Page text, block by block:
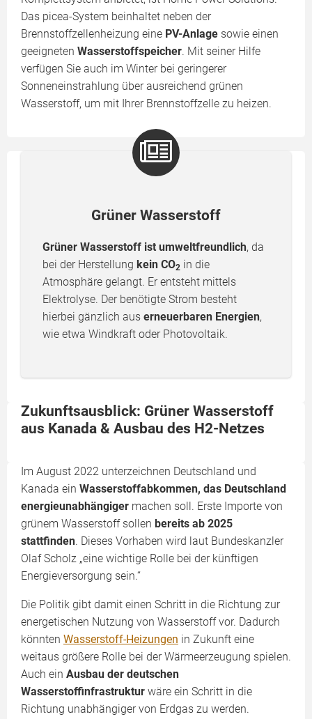
Das picea-System beinhaltet neben der
Brennstoffzellenheizung eine PV-Anlage sowie einen
geeigneten Wasserstoffspeicher. Mit seiner Hilfe
verfügen Sie auch im Winter bei geringerer
Sonneneinstrahlung über ausreichend grünen
Wasserstoff, um mit Ihrer Brennstoffzelle zu heizen.
Grüner Wasserstoff
Grüner Wasserstoff ist umweltfreundlich, da
bei der Herstellung kein CO2 in die
Atmosphäre gelangt. Er entsteht mittels
Elektrolyse. Der benötigte Strom besteht
hierbei gänzlich aus erneuerbaren Energien,
wie etwa Windkraft oder Photovoltaik.
Zukunftsausblick: Grüner Wasserstoff
aus Kanada & Ausbau des H2-Netzes
Im August 2022 unterzeichnen Deutschland und
Kanada ein Wasserstoffabkommen, das Deutschland
energieunabhängiger machen soll. Erste Importe von
grünem Wasserstoff sollen bereits ab 2025
stattfinden. Dieses Vorhaben wird laut Bundeskanzler
Olaf Scholz „eine wichtige Rolle bei der künftigen
Energieversorgung sein.“
Die Politik gibt damit einen Schritt in die Richtung zur
energetischen Nutzung von Wasserstoff vor. Dadurch
könnten Wasserstoff-Heizungen in Zukunft eine
weitaus größere Rolle bei der Wärmeerzeugung spielen.
Auch ein Ausbau der deutschen
Wasserstoffinfrastruktur wäre ein Schritt in die
Richtung unabhängiger von Erdgas zu werden.